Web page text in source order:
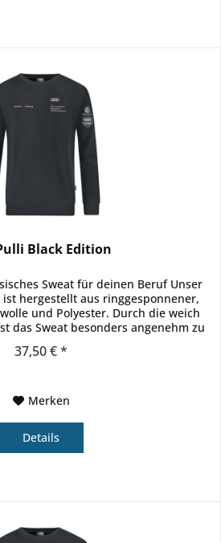
Black Edition
Sweat für deinen Beruf Unser
ist hergestellt aus ringgesponnener,
und Polyester. Durch die weich
das Sweat besonders angenehm zu
37,50 € *
Merken
Details